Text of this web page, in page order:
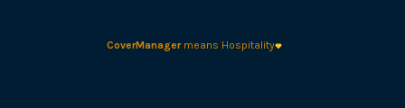
CoverManagermeans Hospitality